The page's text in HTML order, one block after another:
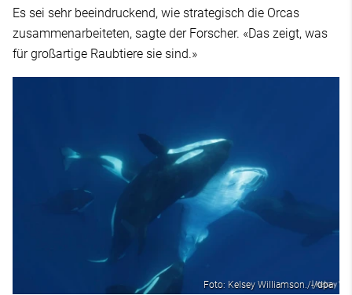
Es sei sehr beeindruckend, wie strategisch die Orcas
zusammenarbeiteten, sagte der Forscher. «Das zeigt, was
für großartige Raubtiere sie sind.»
Foto: Kelsey Williamson./-/dpa